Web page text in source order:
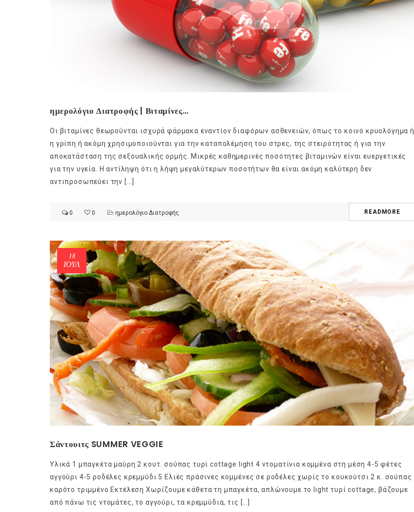
ημερολόγιο Διατροφής | Βιταμίνες…
Οι βιταμίνες θεωρούνται ισχυρά φάρμακα εναντίον διαφόρων ασθενειών, όπως το κοινό κρυολόγημα ή
η γρίπη ή ακόμη χρησιμοποιούνται για την καταπολέμηση του στρες, της στειρότητας ή για την
αποκατάσταση της σεξουαλικής ορμής. Μικρές καθημερινές ποσότητες βιταμινών είναι ευεργετικές
για την υγεία. Η αντίληψη ότι η λήψη μεγαλύτερων ποσοτήτων θα είναι ακόμη καλύτερη δεν
αντιπροσωπεύει την […]
0 0 ημερολόγιο Διατροφής READMORE
18
ΙΟΎΛ
Σάντουιτς SUMMER VEGGIE
Υλικά 1 μπαγκέτα μαύρη 2 κουτ. σούπας τυρί cottage light 4 ντοματίνια κομμένα στη μέση 4-5 φέτες
αγγούρι 4-5 ροδέλες κρεμμύδι 5 Ελιές πράσινες κομμένες σε ροδέλες χωρίς το κουκούτσι 2 κ. σούπας
καρότο τριμμένο Εκτέλεση Χωρίζουμε κάθετα τη μπαγκέτα, απλώνουμε το light τυρί cottage, βάζουμε
από πάνω τις ντομάτες, το αγγούρι, τα κρεμμύδια, τις […]
NEWSLETTER
Get timely updates from your favorite products